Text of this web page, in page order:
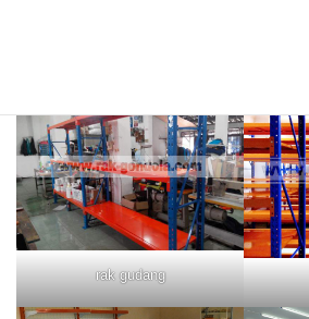
rak gudang